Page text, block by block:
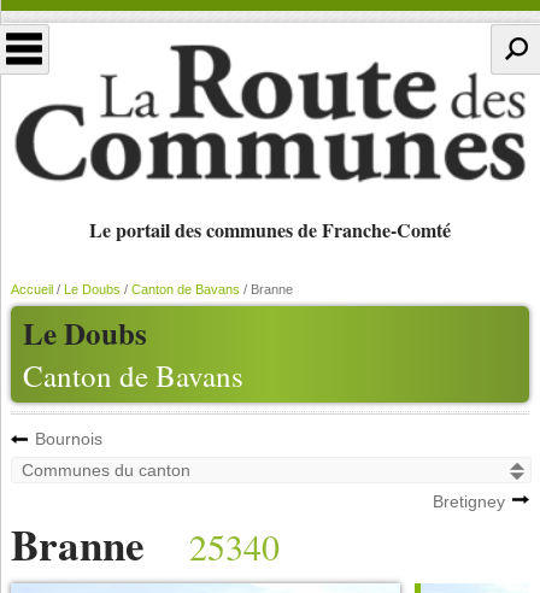
Le portail des communes de Franche-Comté
Le Doubs
Canton de Bavans
Accueil/ Le Doubs / Canton de Bavans / Branne
Bournois
Bretigney
Branne 25340